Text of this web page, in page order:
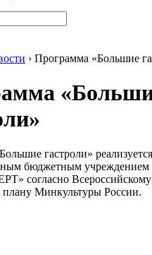
› Программа «Большие
гастроли»
бюджетным учреждением
согласно Всероссийскому
плану Минкультуры России.